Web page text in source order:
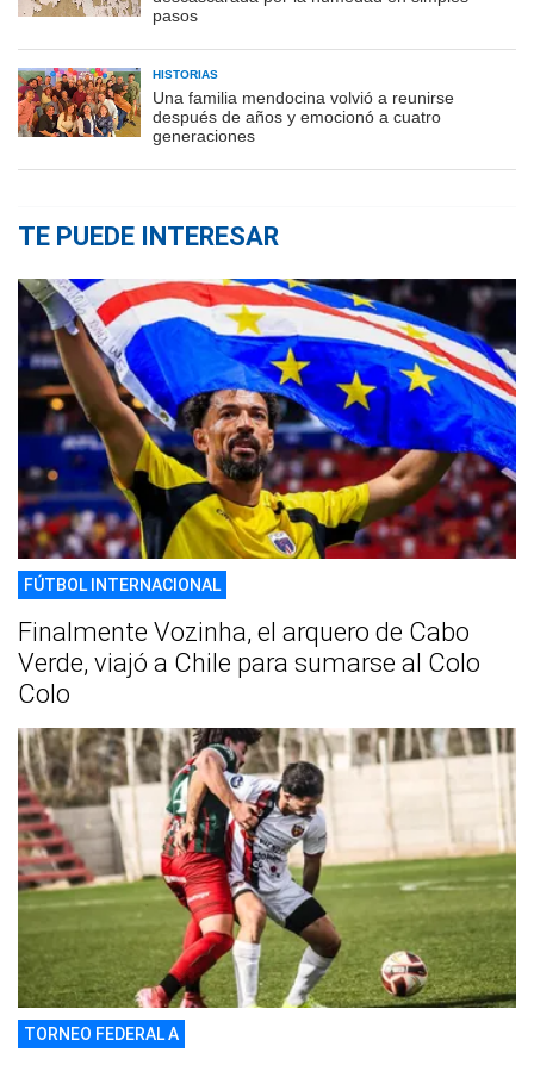
pasos
HISTORIAS
Una familia mendocina volvió a reunirse
después de años y emocionó a cuatro
generaciones
TE PUEDE INTERESAR
FÚTBOL INTERNACIONAL
Finalmente Vozinha, el arquero de Cabo
Verde, viajó a Chile para sumarse al Colo
Colo
TORNEO FEDERAL A